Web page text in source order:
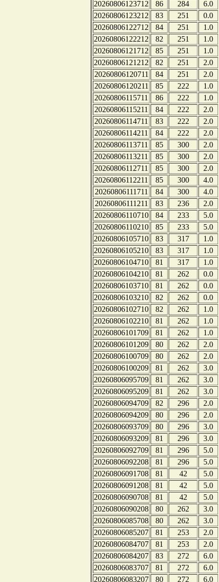
20260806123712
86 284
6.0
20260806123212
83 251
0.0
20260806122712
84 251
1.0
20260806122212
82 251
1.0
20260806121712
85 251
1.0
20260806121212
82 251
2.0
20260806120711
84 251
2.0
20260806120211
85 222
1.0
20260806115711
86 222
1.0
20260806115211
84 222
2.0
20260806114711
83 222
2.0
20260806114211
84 222
2.0
20260806113711
85 300
2.0
20260806113211
85 300
2.0
20260806112711
85 300
2.0
20260806112211
85 300
4.0
20260806111711
84 300
4.0
20260806111211
83 236
2.0
20260806110710
84 233
5.0
20260806110210
85 233
5.0
20260806105710
83 317
1.0
20260806105210
83 317
1.0
20260806104710
81 317
1.0
20260806104210
81 262
0.0
20260806103710
81 262
0.0
20260806103210
82 262
0.0
20260806102710
82 262
1.0
20260806102210
81 262
1.0
20260806101709
81 262
1.0
20260806101209
80 262
2.0
20260806100709
80 262
2.0
20260806100209
81 262
3.0
20260806095709
81 262
3.0
20260806095209
81 262
3.0
20260806094709
82 296
2.0
20260806094209
80 296
2.0
20260806093709
80 296
3.0
20260806093209
81 296
3.0
20260806092709
81 296
5.0
20260806092208
81 296
5.0
20260806091708
81 42
5.0
20260806091208
81 42
5.0
20260806090708
81 42
5.0
20260806090208
80 262
3.0
20260806085708
80 262
3.0
20260806085207
81 253
2.0
20260806084707
81 253
2.0
20260806084207
83 272
6.0
20260806083707
81 272
6.0
20260806083207
80 272
6.0